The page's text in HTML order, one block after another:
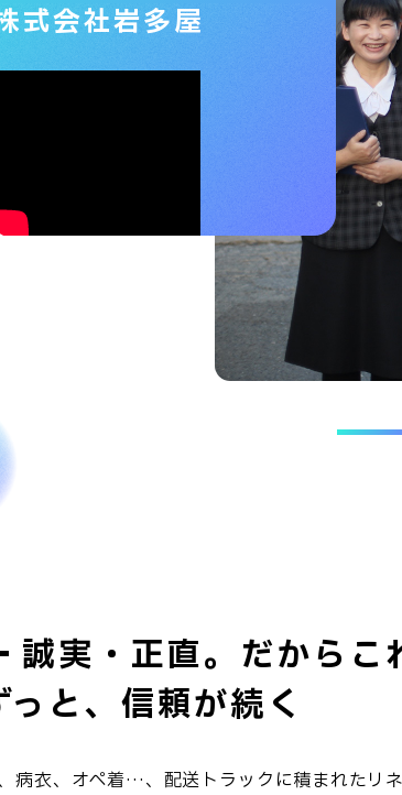
式会社岩多屋
誠実・正直。だからこ
っと、信頼が続く
病衣、オペ着…、配送トラックに積まれたリ